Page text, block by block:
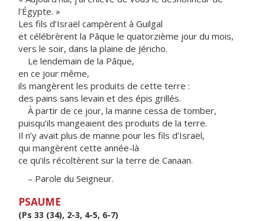
l'Égypte. »
Les fils d’Israël campèrent à Guilgal
et célébrèrent la Pâque le quatorzième jour du mois,
vers le soir, dans la plaine de Jéricho.
Le lendemain de la Pâque,
en ce jour même,
ils mangèrent les produits de cette terre :
des pains sans levain et des épis grillés.
À partir de ce jour, la manne cessa de tomber,
puisqu’ils mangeaient des produits de la terre.
Il n’y avait plus de manne pour les fils d’Israël,
qui mangèrent cette année-là
ce qu’ils récoltèrent sur la terre de Canaan.
– Parole du Seigneur.
PSAUME
(Ps 33 (34), 2-3, 4-5, 6-7)